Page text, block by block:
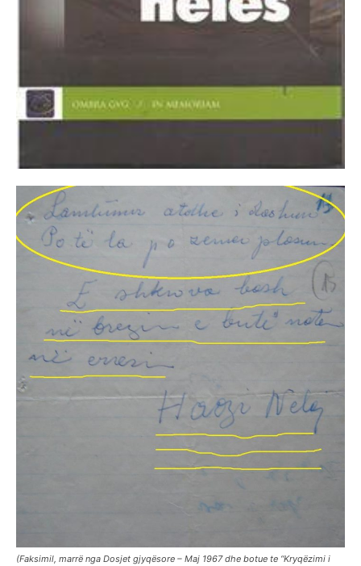
(Faksimil, marrë nga Dosjet gjyqësore – Maj 1967 dhe botue te “Kryqëzimi i